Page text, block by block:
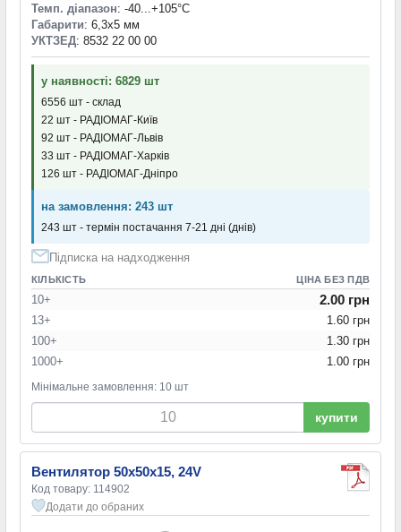
Темп. діапазон: -40...+105°С
Габарити: 6,3x5 мм
УКТЗЕД: 8532 22 00 00
у наявності: 6829 шт
6556 шт - склад
22 шт - РАДІОМАГ-Київ
92 шт - РАДІОМАГ-Львів
33 шт - РАДІОМАГ-Харків
126 шт - РАДІОМАГ-Дніпро
на замовлення: 243 шт
243 шт - термін постачання 7-21 дні (днів)
Підписка на надходження
КІЛЬКІСТЬ ЦІНА БЕЗ ПДВ
10+ 2.00 грн
13+
1.60 грн
100+
1.30 грн
1000+
1.00 грн
Мінімальне замовлення: 10 шт
купити
Вентилятор 50x50x15, 24V
Код товару: 114902
Додати до обраних